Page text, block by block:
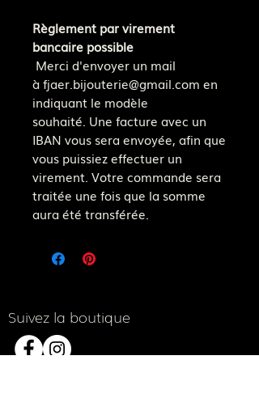
Règlement par virement
bancaire possible
Merci d'envoyer un mail
à fjaer.bijouterie@gmail.com en
indiquant le modèle
souhaité. Une facture avec un
IBAN vous sera envoyée, afin que
vous puissiez effectuer un
virement. Votre commande sera
traitée une fois que la somme
aura été transférée.
Suivez la boutique